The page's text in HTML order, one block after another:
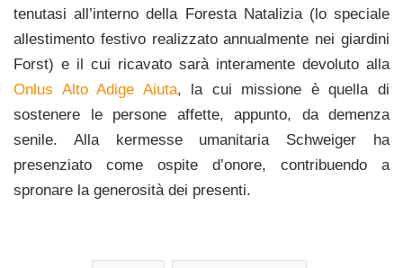
tenutasi all’interno della Foresta Natalizia (lo speciale
allestimento festivo realizzato annualmente nei giardini
Forst) e il cui ricavato sarà interamente devoluto alla
Onlus Alto Adige Aiuta, la cui missione è quella di
sostenere le persone affette, appunto, da demenza
senile. Alla kermesse umanitaria Schweiger ha
presenziato come ospite d’onore, contribuendo a
spronare la generosità dei presenti.